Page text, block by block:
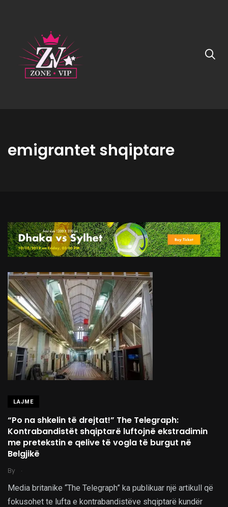
emigrantet shqiptare
LAJME
“Po na shkelin të drejtat!” The Telegraph:
Kontrabandistët shqiptarë luftojnë ekstradimin
me pretekstin e qelive të vogla të burgut në
Belgjikë
By .
Media britanike “The Telegraph” ka publikuar një artikull që
fokusohet te lufta e kontrabandistëve shqiptarë kundër